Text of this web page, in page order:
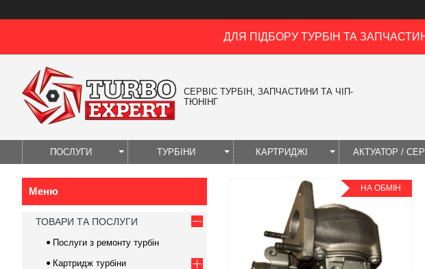
ДЛЯ ПІДБОРУ ТУРБІН ТА
СЕРВІС ТУРБІН, ЗАПЧАСТИНИ ТА ЧІП-
ТЮНІНГ
ПОСЛУГИ ТУРБІНИ КАРТРИДЖІ АКТУАТОР /
НА ОБМІН
ТОВАРИ ТА ПОСЛУГИ
Послуги з ремонту турбін
Картридж турбіни